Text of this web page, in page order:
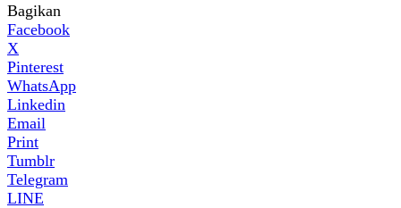
Bagikan
Facebook
X
Pinterest
WhatsApp
Linkedin
Email
Print
Tumblr
Telegram
LINE